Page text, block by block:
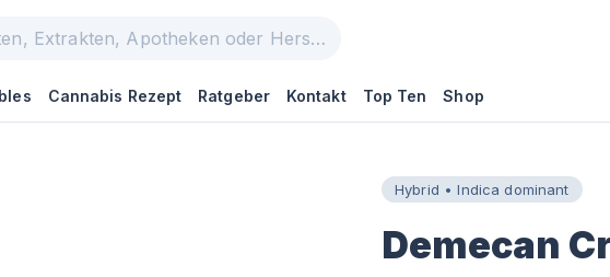
Cannabis Rezept Ratgeber Kontakt Top Ten Shop
Hybrid • Indica dominant
Demecan